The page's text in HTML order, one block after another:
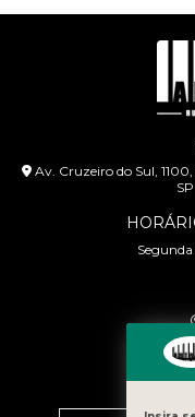
Av. Cruzeiro do Sul,